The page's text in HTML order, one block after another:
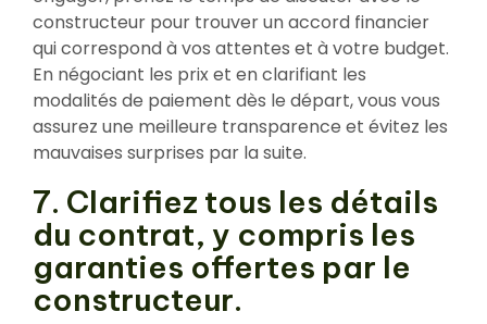
constructeur pour trouver un accord financier
qui correspond à vos attentes et à votre budget.
En négociant les prix et en clarifiant les
modalités de paiement dès le départ, vous vous
assurez une meilleure transparence et évitez les
mauvaises surprises par la suite.
7. Clarifiez tous les détails
du contrat, y compris les
garanties offertes par le
constructeur.